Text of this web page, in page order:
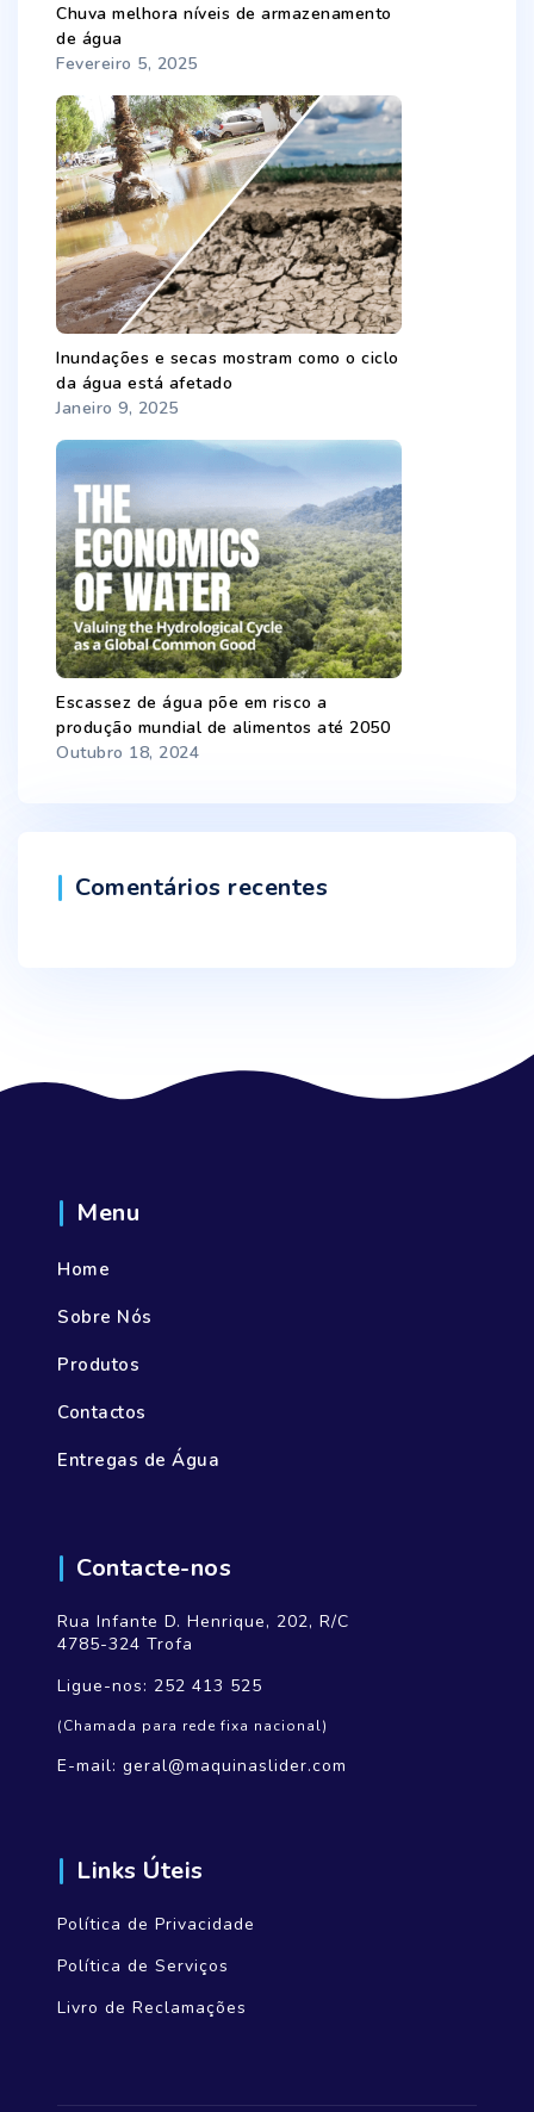
Chuva melhora níveis de armazenamento
de água
Fevereiro 5, 2025
Inundações e secas mostram como o ciclo
da água está afetado
Janeiro 9, 2025
Escassez de água põe em risco a
produção mundial de alimentos até 2050
Outubro 18, 2024
Comentários recentes
Menu
Home
Sobre Nós
Produtos
Contactos
Entregas de Água
Contacte-nos
Rua Infante D. Henrique, 202, R/C
4785-324 Trofa
Ligue-nos: 252 413 525
(Chamada para rede fixa nacional)
E-mail: geral@maquinaslider.com
Links Úteis
Política de Privacidade
Política de Serviços
Livro de Reclamações